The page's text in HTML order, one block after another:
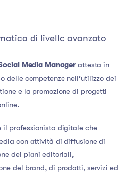
di livello avanzato
Social Media Manager attesta in
delle competenze nell’utilizzo dei
e la promozione di progetti
il professionista digitale che
con attività di diffusione di
dei piani editoriali,
del brand, di prodotti, servizi ed